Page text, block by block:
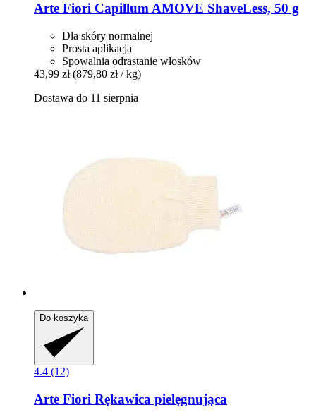
Arte Fiori Capillum AMOVE ShaveLess, 50 g
Dla skóry normalnej
Prosta aplikacja
Spowalnia odrastanie włosków
43,99 zł (879,80 zł / kg)
Dostawa do 11 sierpnia
Do koszyka
4.4 (12)
Arte Fiori Rękawica pielęgnująca